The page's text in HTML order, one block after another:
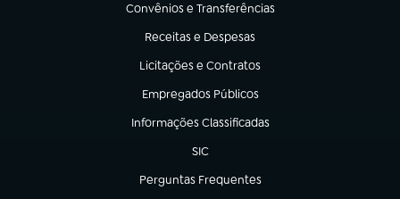
Convênios e Transferências
(abre em nova aba)
Receitas e Despesas
(abre em nova aba)
Licitações e Contratos
(abre em nova aba)
Empregados Públicos
(abre em nova aba)
Informações Classificadas
(abre em nova aba)
SIC
(abre em nova aba)
Perguntas Frequentes
(abre em nova aba)